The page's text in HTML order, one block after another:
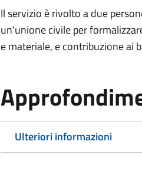
Il servizio è rivolto a due
un'unione civile per
e materiale, e contribuzione ai
Ulteriori informazioni